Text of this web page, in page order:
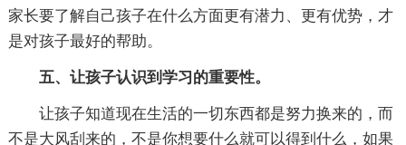
家长要了解自己孩子在什么方面更有潜力、更有优势，才
是对孩子最好的帮助。
五、让孩子认识到学习的重要性。
让孩子知道现在生活的一切东西都是努力换来的，而
不是大风刮来的，不是你想要什么就可以得到什么，如果